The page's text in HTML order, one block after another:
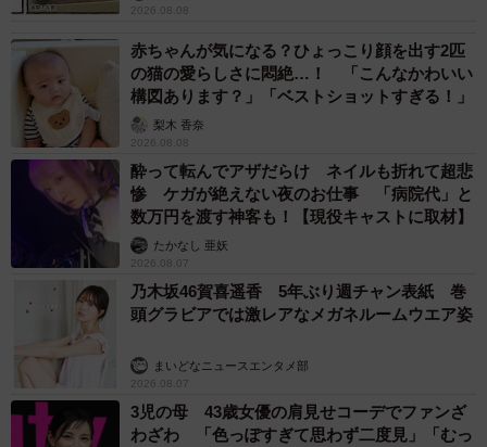
2026.08.08
赤ちゃんが気になる？ひょっこり顔を出す2匹
の猫の愛らしさに悶絶…！ 「こんなかわいい
構図あります？」「ベストショットすぎる！」
梨木 香奈
2026.08.08
酔って転んでアザだらけ ネイルも折れて超悲
惨 ケガが絶えない夜のお仕事 「病院代」と
数万円を渡す神客も！【現役キャストに取材】
たかなし 亜妖
2026.08.07
乃木坂46賀喜遥香 5年ぶり週チャン表紙 巻
頭グラビアでは激レアなメガネルームウエア姿
まいどなニュースエンタメ部
2026.08.07
3児の母 43歳女優の肩見せコーデでファンざ
わざわ 「色っぽすぎて思わず二度見」「むっ